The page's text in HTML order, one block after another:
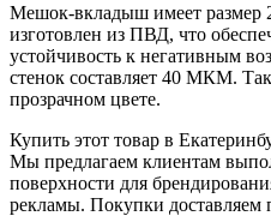
Мешок-вкладыш имеет
изготовлен из ПВД, что
устойчивость к негативным
стенок составляет 40 МКМ.
прозрачном цвете.
Купить этот товар в
Мы предлагаем клиентам
поверхности для
рекламы. Покупки доставляем